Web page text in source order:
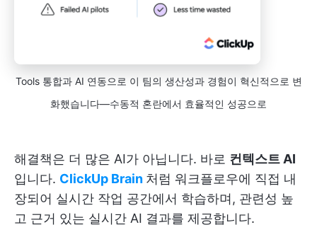
Tools 통합과 AI 연동으로 이 팀의 생산성과 경험이 혁신적으로 변
화했습니다—수동적 혼란에서 효율적인 성공으로
해결책은 더 많은 AI가 아닙니다. 바로 컨텍스트 AI
입니다. ClickUp Brain 처럼 워크플로우에 직접 내
장되어 실시간 작업 공간에서 학습하며, 관련성 높
고 근거 있는 실시간 AI 결과를 제공합니다.